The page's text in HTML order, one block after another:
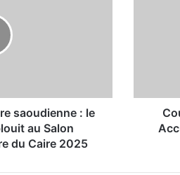
saoudienne : le
au Salon
du Caire 2025
d
r